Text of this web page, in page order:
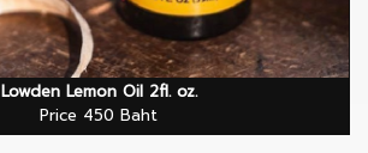
Lowden Lemon Oil 2fl. oz.
Price 450 Baht